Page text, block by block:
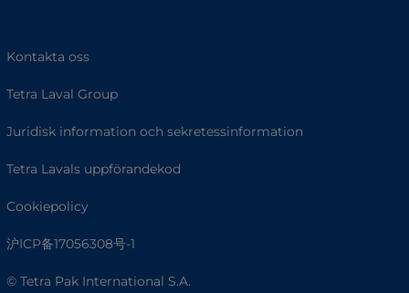
Kontakta oss
Tetra Laval Group
Juridisk information och sekretessinformation
Tetra Lavals uppförandekod
Cookiepolicy
沪ICP备17056308号-1
© Tetra Pak International S.A.